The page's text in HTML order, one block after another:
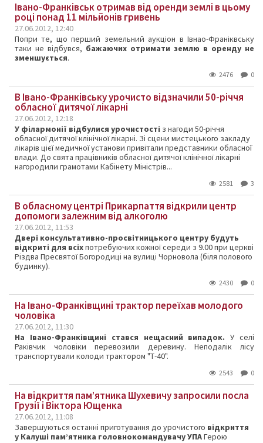
Івано-Франківськ отримав від оренди землі в цьому
році понад 11 мільйонів гривень
27.06.2012, 12:40
Попри те, що перший земельний аукціон в Івнао-Франіквську
таки не відбувся, бажаючих отримати землю в оренду не
зменшується.
2476 0
В Івано-Франківську урочисто відзначили 50-річчя
обласної дитячої лікарні
27.06.2012, 12:18
У філармонії відбулися урочистості з нагоди 50-річчя
обласної дитячої клінічної лікарні. Зі сцени мистецького закладу
лікарів цієї медичної установи привітали представники обласної
влади. До свята працівників обласної дитячої клінічної лікарні
нагородили грамотами Кабінету Міністрів...
2581 3
В обласному центрі Прикарпаття відкрили центр
допомоги залежним від алкоголю
27.06.2012, 11:53
Двері консультативно-просвітницького центру будуть
відкриті для всіхпотребуючих кожної середи з 9.00 при церкві
Різдва Пресвятої Богородиці на вулиці Чорновола (біля полового
будинку).
2430 0
На Івано-Франківщині трактор переїхав молодого
чоловіка
27.06.2012, 11:30
На Івано-Франківщині стався нещасний випадок. У селі
Раківчик чоловіки перевозили деревину. Неподалік лісу
транспортували колоди трактором "Т-40".
2543 0
На відкриття пам’ятника Шухевичу запросили посла
Грузії і Віктора Ющенка
27.06.2012, 11:08
Завершуються останні приготування до урочистого відкриття
у Калуші пам’ятника головнокомандувачу УПАГерою